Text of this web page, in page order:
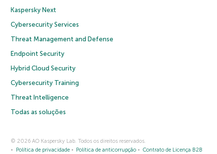
Kaspersky Next
Cybersecurity Services
Threat Management and Defense
Endpoint Security
Hybrid Cloud Security
Cybersecurity Training
Threat Intelligence
Todas as soluções
© 2026 AO Kaspersky Lab. Todos os direitos reservados.
Política de privacidade
Política de anticorrupção Contrato de Licença B2B